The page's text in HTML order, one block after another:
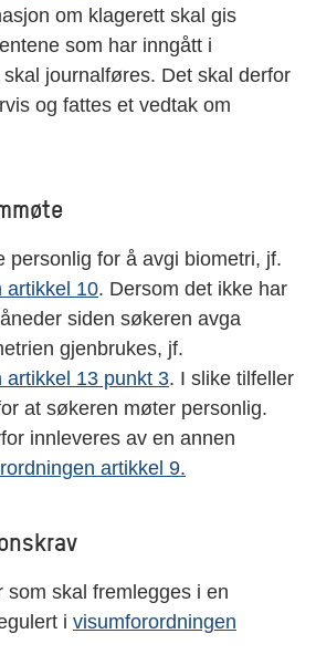
om klagerett skal gis
som har inngått i
journalføres. Det skal derfor
og fattes et vedtak om
personlig for å avgi biometri, jf.
artikkel 10. Dersom det ikke har
siden søkeren avga
gjenbrukes, jf.
artikkel 13 punkt 3. I slike tilfeller
at søkeren møter personlig.
innleveres av en annen
artikkel 9.
som skal fremlegges i en
i visumforordningen